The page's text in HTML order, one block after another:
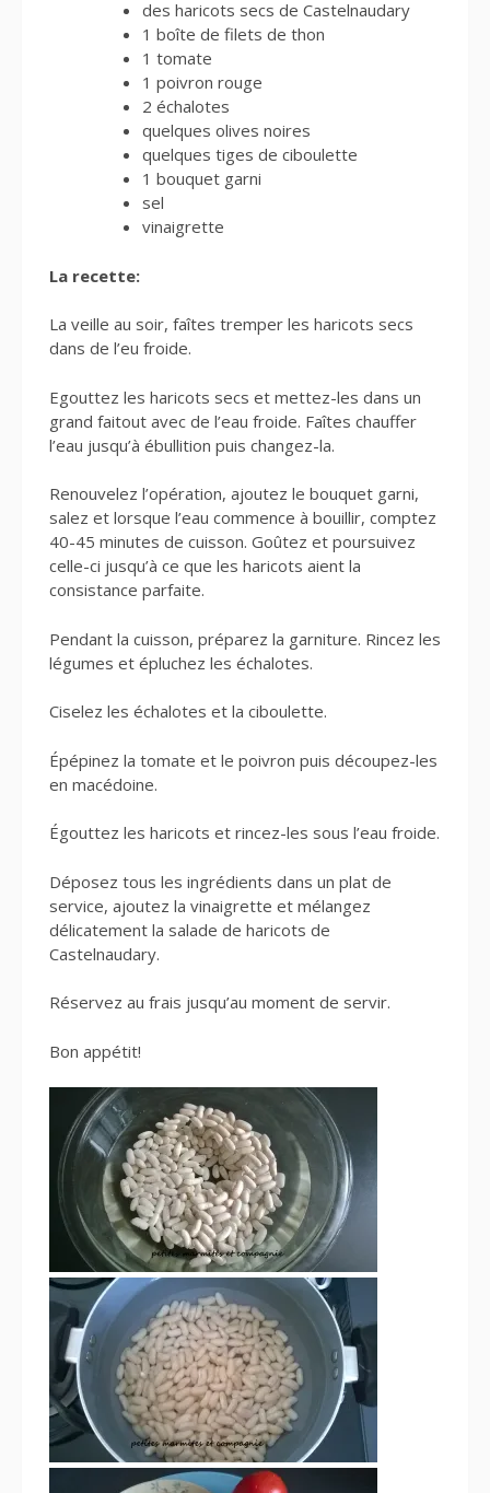
des haricots secs de Castelnaudary
1 boîte de filets de thon
1 tomate
1 poivron rouge
2 échalotes
quelques olives noires
quelques tiges de ciboulette
1 bouquet garni
sel
vinaigrette
La recette:
La veille au soir, faîtes tremper les haricots secs
dans de l’eu froide.
Egouttez les haricots secs et mettez-les dans un
grand faitout avec de l’eau froide. Faîtes chauffer
l’eau jusqu’à ébullition puis changez-la.
Renouvelez l’opération, ajoutez le bouquet garni,
salez et lorsque l’eau commence à bouillir, comptez
40-45 minutes de cuisson. Goûtez et poursuivez
celle-ci jusqu’à ce que les haricots aient la
consistance parfaite.
Pendant la cuisson, préparez la garniture. Rincez les
légumes et épluchez les échalotes.
Ciselez les échalotes et la ciboulette.
Épépinez la tomate et le poivron puis découpez-les
en macédoine.
Égouttez les haricots et rincez-les sous l’eau froide.
Déposez tous les ingrédients dans un plat de
service, ajoutez la vinaigrette et mélangez
délicatement la salade de haricots de
Castelnaudary.
Réservez au frais jusqu’au moment de servir.
Bon appétit!